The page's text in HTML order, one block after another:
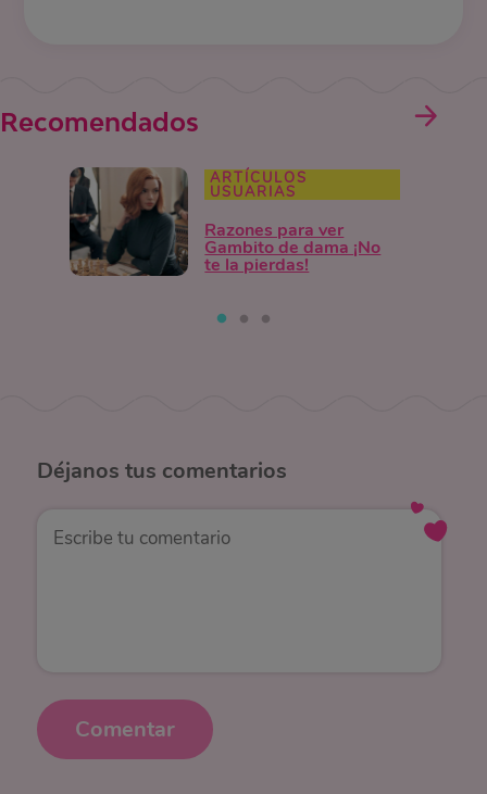
Recomendados
ARTÍCULOS
USUARIAS
Razones para ver
Gambito de dama ¡No
te la pierdas!
Déjanos tus comentarios
Comentar